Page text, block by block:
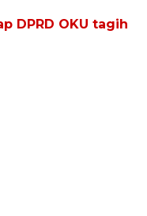
DPRD OKU tagih